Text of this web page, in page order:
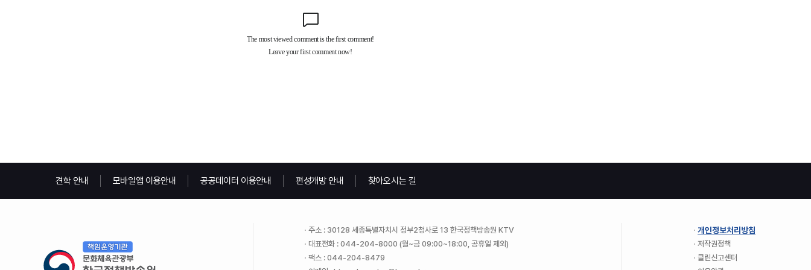
견학 안내 모바일앱 이용안내 공공데이터 이용안내 편성개방 안내 찾아오시는 길
주소 : 30128 세종특별자치시 정부2청사로 13 한국정책방송원 KTV
대표전화 : 044-204-8000 (월~금 09:00~18:00, 공휴일 제외)
팩스 : 044-204-8479
개인정보처리방침
저작권정책
클린신고센터